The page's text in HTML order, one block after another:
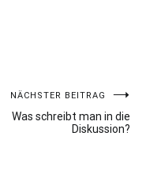
NÄCHSTER BEITRAG
Was schreibt man in die
Diskussion?